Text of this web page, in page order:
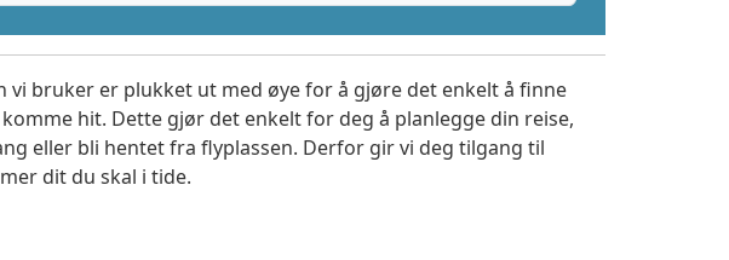
bruker er plukket ut med øye for å gjøre det enkelt å finne
hit. Dette gjør det enkelt for deg å planlegge din reise,
eller bli hentet fra flyplassen. Derfor gir vi deg tilgang til
dit du skal i tide.